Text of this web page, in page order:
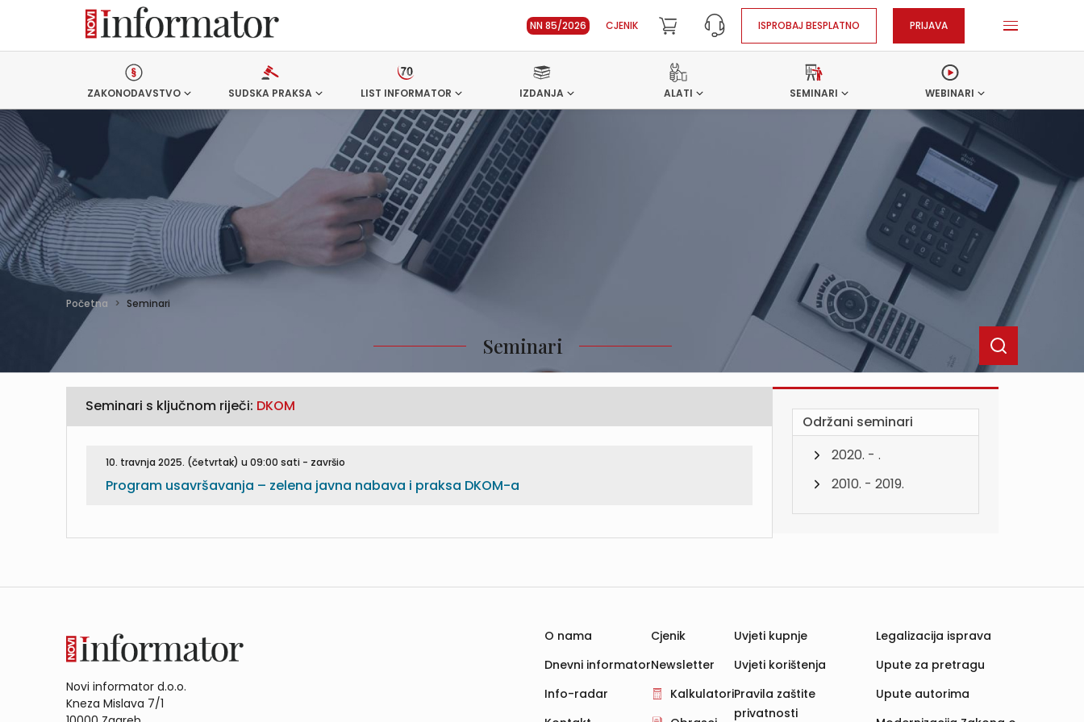
NN 85/2026 CJENIK ISPROBAJ BESPLATNO PRIJAVA
ZAKONODAVSTVO SUDSKA PRAKSA LIST INFORMATOR IZDANJA ALATI SEMINARI WEBINARI
Početna > Seminari
Seminari
Seminari s ključnom riječi: DKOM
10. travnja 2025. (četvrtak) u 09:00 sati - završio
Program usavršavanja – zelena javna nabava i praksa DKOM-a
Održani seminari
2020. - .
2010. - 2019.
Novi informator d.o.o.
Kneza Mislava 7/1
O nama
Dnevni informator
Info-radar
Cjenik
Newsletter
Kalkulatori
Uvjeti kupnje
Uvjeti korištenja
Pravila zaštite
privatnosti
Legalizacija isprava
Upute za pretragu
Upute autorima